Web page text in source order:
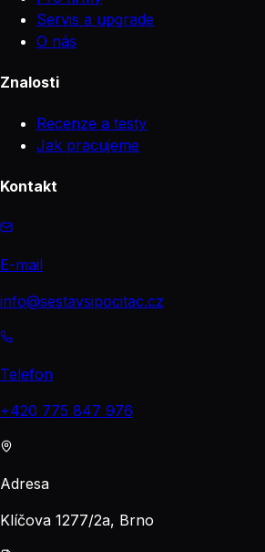
Servis a upgrade
O nás
Znalosti
Recenze a testy
Jak pracujeme
Kontakt
E-mail
info@sestavsipocitac.cz
Telefon
+420 775 847 976
Adresa
Klíčova 1277/2a, Brno